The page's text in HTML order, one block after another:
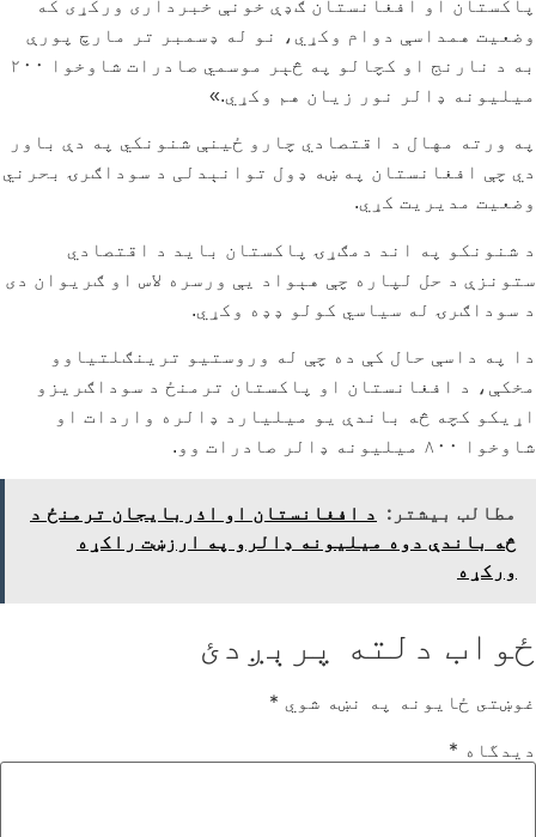
پاکستان او افغانستان ګډې خونې خبرداری ورکړی که
وضعیت همداسې دوام وکړي، نو له ډسمبر تر مارچ پورې
به د نارنج او کچالو په څېر موسمي صادرات شاوخوا ۲۰۰
میلیونه ډالر نور زیان هم وکړي.»
په ورته مهال د اقتصادي چارو ځینې شنونکي په دې باور
دي چې افغانستان په ښه ډول توانېدلی د سوداګرۍ بحرني
وضعیت مدیریت کړي.
د شنونکو په اند دمګړۍ پاکستان باید د اقتصادي
ستونزې د حل لپاره چې هېواد یې ورسره لاس او ګریوان دی
د سوداګرۍ له سیاسي کولو ډډه وکړي.
دا په داسې حال کې ده چې له وروستیو ترینګلتیاوو
مخکې، د افغانستان او پاکستان ترمنځ د سوداګریزو
اړیکو کچه څه باندې یو میلیارد ډالره واردات او
شاوخوا ۸۰۰ میلیونه ډالر صادرات وو.
مطالب بیشتر: د افغانستان او اذربایجان ترمنځ د
څه باندې دوه میلیونه ډالرو په ارزښت راکړه
ورکړه
ځواب دلته پرېږدئ
غوښتى ځایونه په نښه شوي *
دیدگاه *